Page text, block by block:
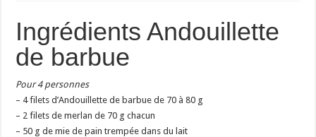
Ingrédients Andouillette
de barbue
Pour 4 personnes
– 4 filets d’Andouillette de barbue de 70 à 80 g
– 2 filets de merlan de 70 g chacun
– 50 g de mie de pain trempée dans du lait